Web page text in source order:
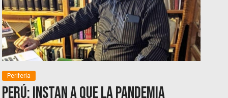
Periferia
Perú: Instan a que la pandemia